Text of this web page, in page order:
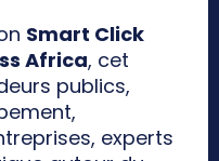
Smart Click
Africa, cet
publics,
experts